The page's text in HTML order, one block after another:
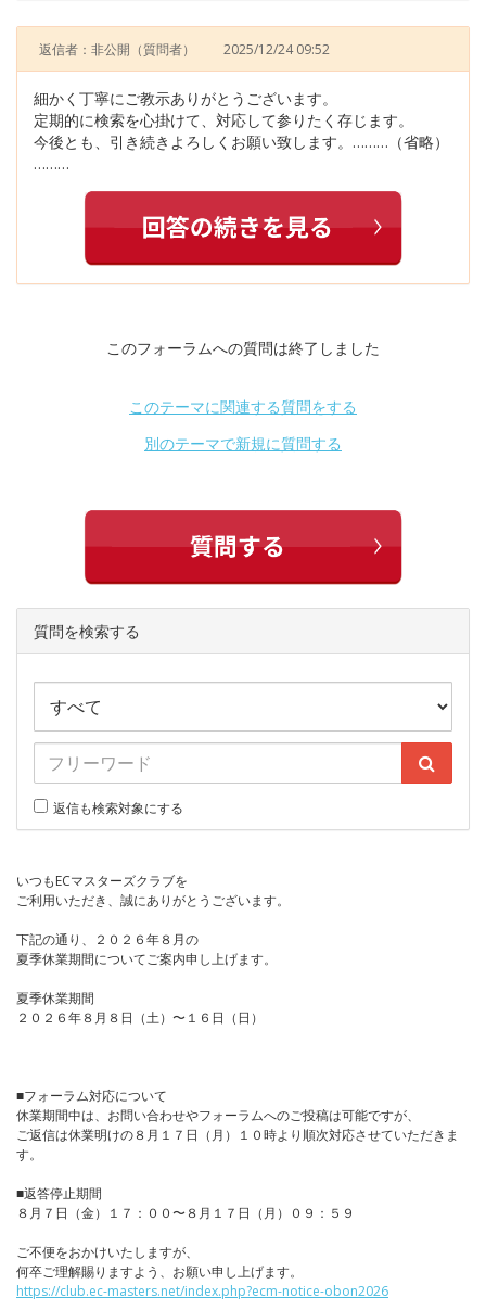
返信者：非公開 （質問者） 2025/12/24 09:52
細かく丁寧にご教示ありがとうございます。
定期的に検索を心掛けて、対応して参りたく存じます。
今後とも、引き続きよろしくお願い致します。………（省略）
………
このフォーラムへの質問は終了しました
このテーマに関連する質問をする
別のテーマで新規に質問する
質問を検索する
返信も検索対象にする
いつもECマスターズクラブを
ご利用いただき、誠にありがとうございます。
下記の通り、２０２６年８月の
夏季休業期間についてご案内申し上げます。
夏季休業期間
２０２６年８月８日（土）〜１６日（日）
■フォーラム対応について
休業期間中は、お問い合わせやフォーラムへのご投稿は可能ですが、
ご返信は休業明けの８月１７日（月）１０時より順次対応させていただきま
す。
■返答停止期間
８月７日（金）１７：００〜８月１７日（月）０９：５９
ご不便をおかけいたしますが、
何卒ご理解賜りますよう、お願い申し上げます。
https://club.ec-masters.net/index.php?ecm-notice-obon2026